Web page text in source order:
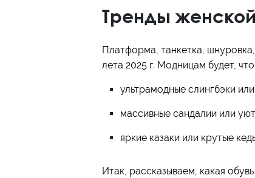
Тренды
Платформа, танкетка,
лета 2025 г. Модницам будет,
ультрамодные слингбэки
массивные сандалии или
яркие казаки или крутые
Итак, рассказываем, какая